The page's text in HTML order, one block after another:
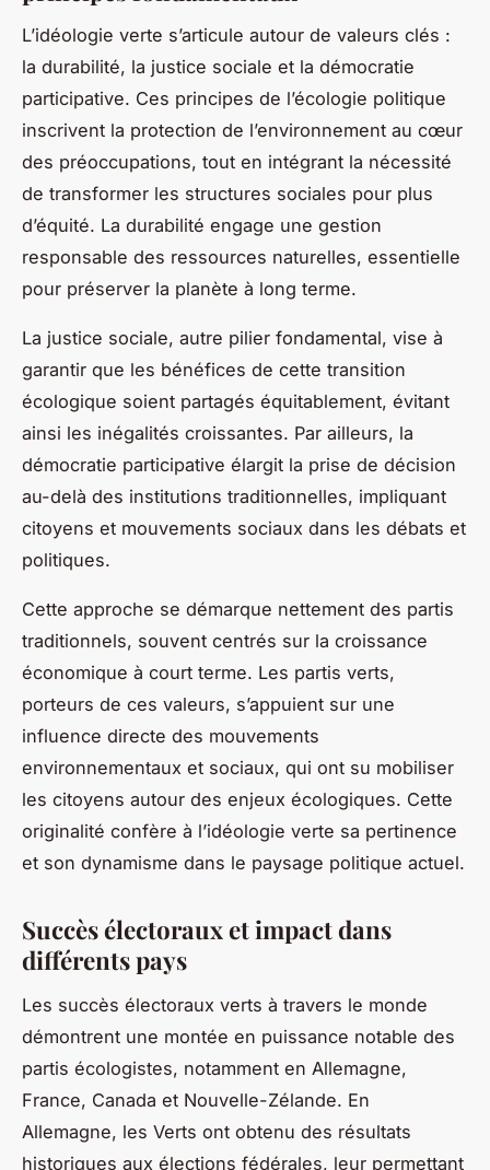
L’idéologie verte s’articule autour de valeurs clés :
la durabilité, la justice sociale et la démocratie
participative. Ces principes de l’écologie politique
inscrivent la protection de l’environnement au cœur
des préoccupations, tout en intégrant la nécessité
de transformer les structures sociales pour plus
d’équité. La durabilité engage une gestion
responsable des ressources naturelles, essentielle
pour préserver la planète à long terme.
La justice sociale, autre pilier fondamental, vise à
garantir que les bénéfices de cette transition
écologique soient partagés équitablement, évitant
ainsi les inégalités croissantes. Par ailleurs, la
démocratie participative élargit la prise de décision
au-delà des institutions traditionnelles, impliquant
citoyens et mouvements sociaux dans les débats et
politiques.
Cette approche se démarque nettement des partis
traditionnels, souvent centrés sur la croissance
économique à court terme. Les partis verts,
porteurs de ces valeurs, s’appuient sur une
influence directe des mouvements
environnementaux et sociaux, qui ont su mobiliser
les citoyens autour des enjeux écologiques. Cette
originalité confère à l’idéologie verte sa pertinence
et son dynamisme dans le paysage politique actuel.
Succès électoraux et impact dans
différents pays
Les succès électoraux verts à travers le monde
démontrent une montée en puissance notable des
partis écologistes, notamment en Allemagne,
France, Canada et Nouvelle-Zélande. En
Allemagne, les Verts ont obtenu des résultats
historiques aux élections fédérales, leur permettant